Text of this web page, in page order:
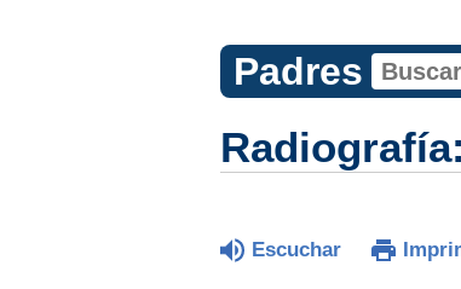
Padres
Escuchar